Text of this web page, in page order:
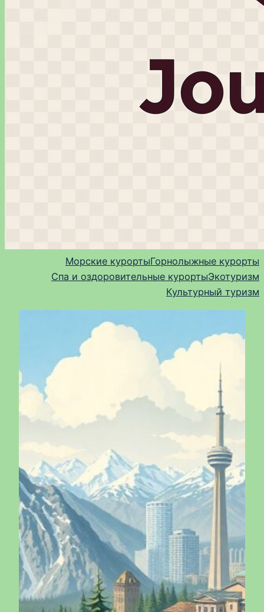
Морские курортыГорнолыжные курорты
Спа и оздоровительные курортыЭкотуризм
Культурный туризм